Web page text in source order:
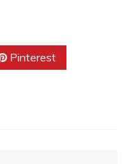
Pinterest